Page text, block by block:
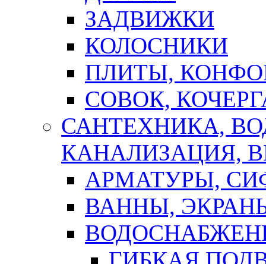
ЗАДВИЖКИ
КОЛОСНИКИ
ПЛИТЫ,
СОВОК,
САНТЕХНИКА,
КАНАЛИЗАЦИЯ,
АРМАТУРЫ,
ВАННЫ,